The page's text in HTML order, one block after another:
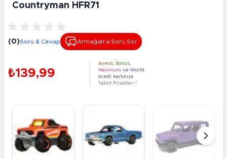
Countryman HFR71
(0)Soru & Cevap Armağan’a Soru Sor
₺139,99
Axess Bonus
Maximum ve World
Kredi Kartınıza
Taksit Fırsatları !